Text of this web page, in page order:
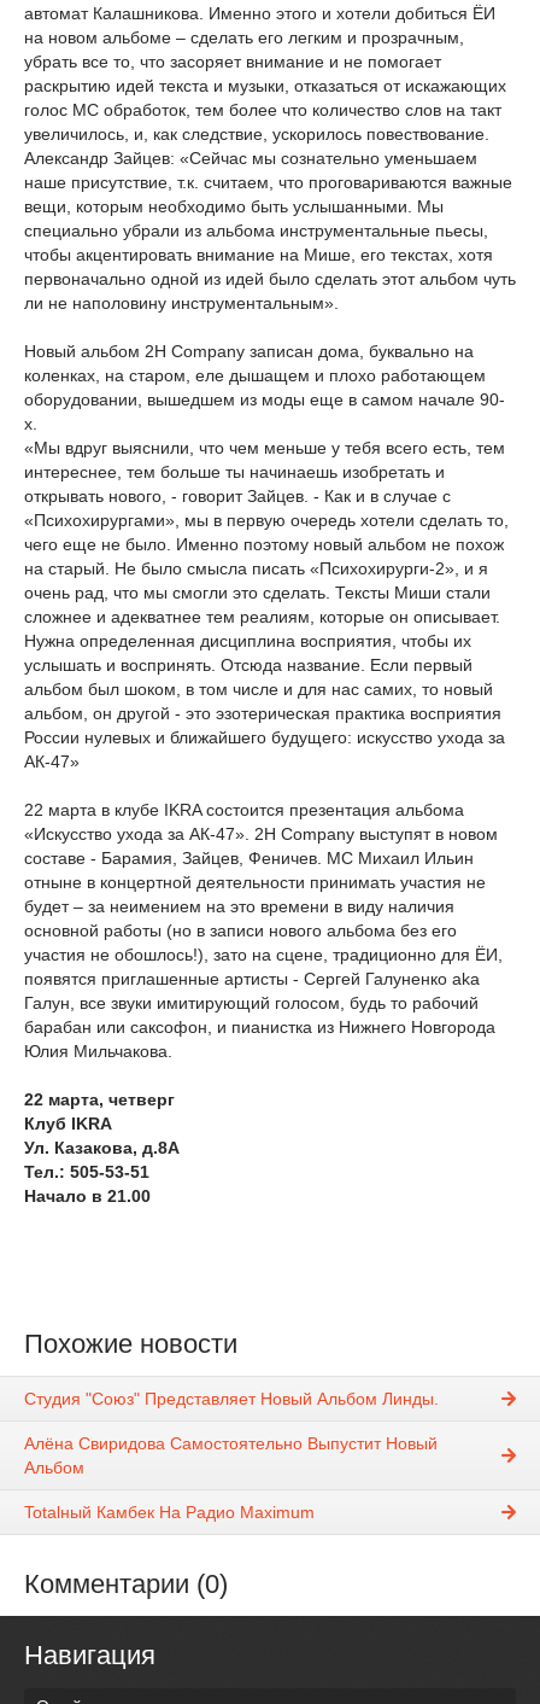
автомат Калашникова. Именно этого и хотели добиться ЁИ
на новом альбоме – сделать его легким и прозрачным,
убрать все то, что засоряет внимание и не помогает
раскрытию идей текста и музыки, отказаться от искажающих
голос МС обработок, тем более что количество слов на такт
увеличилось, и, как следствие, ускорилось повествование.
Александр Зайцев: «Сейчас мы сознательно уменьшаем
наше присутствие, т.к. считаем, что проговариваются важные
вещи, которым необходимо быть услышанными. Мы
специально убрали из альбома инструментальные пьесы,
чтобы акцентировать внимание на Мише, его текстах, хотя
первоначально одной из идей было сделать этот альбом чуть
ли не наполовину инструментальным».
Новый альбом 2Н Company записан дома, буквально на
коленках, на старом, еле дышащем и плохо работающем
оборудовании, вышедшем из моды еще в самом начале 90-
х.
«Мы вдруг выяснили, что чем меньше у тебя всего есть, тем
интереснее, тем больше ты начинаешь изобретать и
открывать нового, - говорит Зайцев. - Как и в случае с
«Психохирургами», мы в первую очередь хотели сделать то,
чего еще не было. Именно поэтому новый альбом не похож
на старый. Не было смысла писать «Психохирурги-2», и я
очень рад, что мы смогли это сделать. Тексты Миши стали
сложнее и адекватнее тем реалиям, которые он описывает.
Нужна определенная дисциплина восприятия, чтобы их
услышать и воспринять. Отсюда название. Если первый
альбом был шоком, в том числе и для нас самих, то новый
альбом, он другой - это эзотерическая практика восприятия
России нулевых и ближайшего будущего: искусство ухода за
АК-47»
22 марта в клубе IKRA состоится презентация альбома
«Искусство ухода за АК-47». 2H Company выступят в новом
составе - Барамия, Зайцев, Феничев. МС Михаил Ильин
отныне в концертной деятельности принимать участия не
будет – за неимением на это времени в виду наличия
основной работы (но в записи нового альбома без его
участия не обошлось!), зато на сцене, традиционно для ЁИ,
появятся приглашенные артисты - Сергей Галуненко aka
Галун, все звуки имитирующий голосом, будь то рабочий
барабан или саксофон, и пианистка из Нижнего Новгорода
Юлия Мильчакова.
22 марта, четверг
Клуб IKRA
Ул. Казакова, д.8А
Тел.: 505-53-51
Начало в 21.00
Похожие новости
Студия "Союз" Представляет Новый Альбом Линды.
Алёна Свиридова Самостоятельно Выпустит Новый
Альбом
Totalный Камбек На Радио Maximum
Комментарии (0)
Навигация